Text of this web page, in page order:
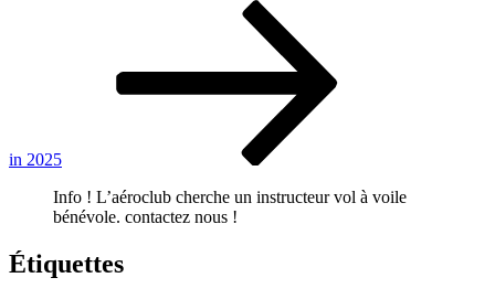
in 2025
Info ! L’aéroclub cherche un instructeur vol à voile
bénévole. contactez nous !
Étiquettes